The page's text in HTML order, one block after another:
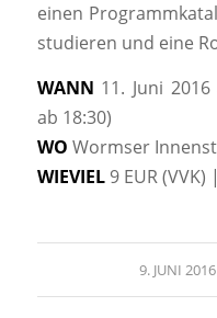
einen
studieren und eine
WANN 11. Juni
ab 18:30)
WO Wormser
WIEVIEL9 EUR (VVK)
9. JUNI 2016
/